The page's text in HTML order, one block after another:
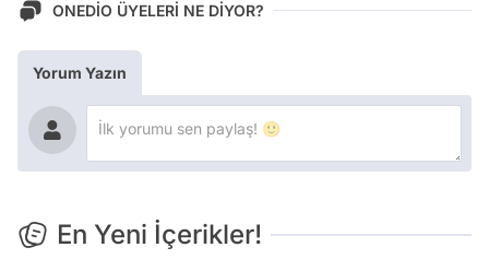
ONEDİO ÜYELERİ NE DİYOR?
Yorum Yazın
En Yeni İçerikler!